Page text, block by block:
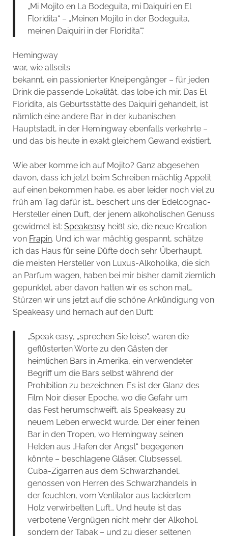
„Mi Mojito en La Bodeguita, mi Daiquiri en El
Floridita“ – „Meinen Mojito in der Bodeguita,
meinen Daiquiri in der Floridita“.“
Hemingway
war, wie allseits
bekannt, ein passionierter Kneipengänger – für jeden
Drink die passende Lokalität, das lobe ich mir. Das El
Floridita, als Geburtsstätte des Daiquiri gehandelt, ist
nämlich eine andere Bar in der kubanischen
Hauptstadt, in der Hemingway ebenfalls verkehrte –
und das bis heute in exakt gleichem Gewand existiert.
Wie aber komme ich auf Mojito? Ganz abgesehen
davon, dass ich jetzt beim Schreiben mächtig Appetit
auf einen bekommen habe, es aber leider noch viel zu
früh am Tag dafür ist… beschert uns der Edelcognac-
Hersteller einen Duft, der jenem alkoholischen Genuss
gewidmet ist: Speakeasyheißt sie, die neue Kreation
von Frapin. Und ich war mächtig gespannt, schätze
ich das Haus für seine Düfte doch sehr. Überhaupt,
die meisten Hersteller von Luxus-Alkoholika, die sich
an Parfum wagen, haben bei mir bisher damit ziemlich
gepunktet, aber davon hatten wir es schon mal…
Stürzen wir uns jetzt auf die schöne Ankündigung von
Speakeasy und hernach auf den Duft:
„Speak easy, „sprechen Sie leise“, waren die
geflüsterten Worte zu den Gästen der
heimlichen Bars in Amerika, ein verwendeter
Begriff um die Bars selbst während der
Prohibition zu bezeichnen. Es ist der Glanz des
Film Noir dieser Epoche, wo die Gefahr um
das Fest herumschweift, als Speakeasy zu
neuem Leben erweckt wurde. Der einer feinen
Bar in den Tropen, wo Hemingway seinen
Helden aus „Hafen der Angst“ begegenen
könnte – beschlagene Gläser, Clubsessel,
Cuba-Zigarren aus dem Schwarzhandel,
genossen von Herren des Schwarzhandels in
der feuchten, vom Ventilator aus lackiertem
Holz verwirbelten Luft… Und heute ist das
verbotene Vergnügen nicht mehr der Alkohol,
sondern der Tabak – und zu dieser seltenen